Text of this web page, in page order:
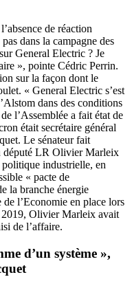
de réaction
dans la campagne des
General Electric ? Je
», pointe Cédric Perrin.
sur la façon dont le
« General Electric s’est
dans des conditions
l’Assemblée a fait état de
était secrétaire général
Le sénateur fait
député LR Olivier Marleix
politique industrielle, en
« pacte de
la branche énergie
l’Economie en place lors
Olivier Marleix avait
de l’affaire.
d’un système »,